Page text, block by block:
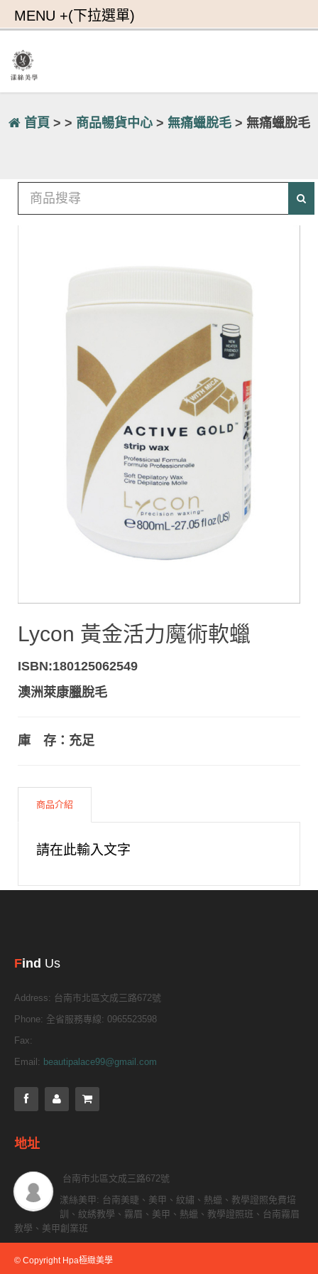
首頁 > > 商品暢貨中心> 無痛蠟脫毛> 無痛蠟脫毛
Lycon 黃金活力魔術軟蠟
ISBN:180125062549
澳洲萊康臘脫毛
庫 存：充足
商品介紹
請在此輸入文字
Find Us
Address: 台南市北區文成三路672號
Phone: 全省服務專線: 0965523598
Fax:
Email: beautipalace99@gmail.com
地址
台南市北區文成三路672號
漾絲美甲: 台南美睫、美甲、紋繡、熱蠟、教學證照免費培
訓、紋綉教學、霧眉、美甲、熱蠟、教學證照班、台南霧眉
教學、美甲創業班
© Copyright Hpa極緻美學